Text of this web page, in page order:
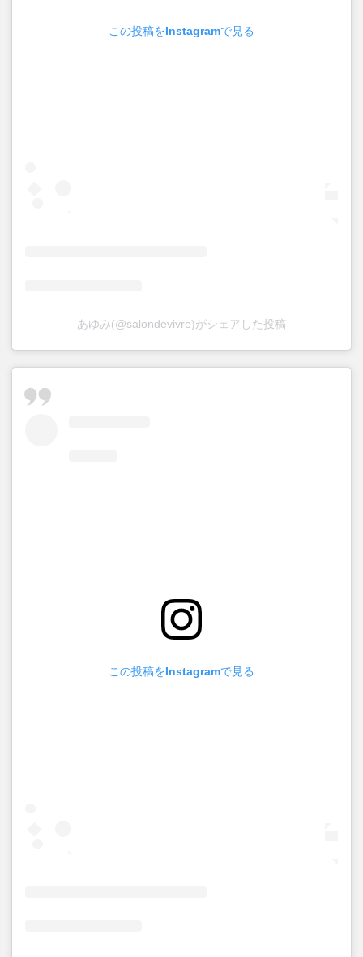
この投稿をInstagramで見る
あゆみ(@salondevivre)がシェアした投稿
この投稿をInstagramで見る